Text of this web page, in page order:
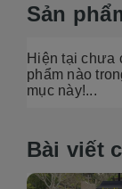
Sản
Hiện tại chưa
phẩm nào
mục này!...
Bài viết